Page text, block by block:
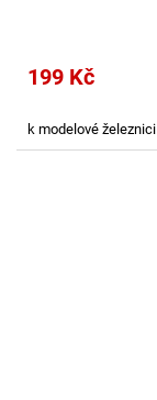
199 Kč
k modelové železnici